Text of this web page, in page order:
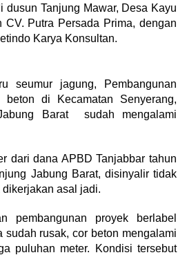
dusun Tanjung Mawar, Desa Kayu
Putra Persada Prima, dengan
Karya Konsultan.
jagung, Pembangunan
di Kecamatan Senyerang,
Barat sudah mengalami
dari dana APBD Tanjabbar tahun
Jabung Barat, disinyalir tidak
asal jadi.
pembangunan proyek berlabel
sudah rusak, cor beton mengalami
puluhan meter. Kondisi tersebut